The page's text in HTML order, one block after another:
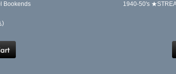
Bookends
)
1940-50's